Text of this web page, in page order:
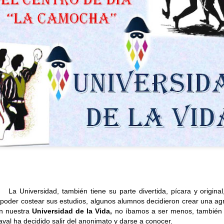
tiene su parte divertida, pícara y original,
costear sus estudios, algunos alumnos decidieron crear una
nuestra Universidad de la Vida, no íbamos a ser menos,
ha decidido salir del anonimato y darse a conocer.
playa para disfrutar del
agradable ambiente y del sonido
del mar. En esta ocasión no se
animaron a darse un baño, aunque
sesión a la historia de vida
de Fernando, un espacio para
recordar, compartir y poner en
valor las experiencias que han